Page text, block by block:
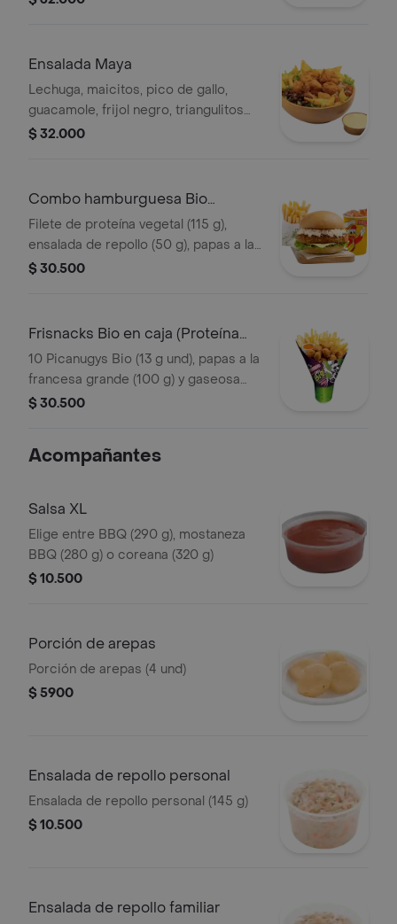
Ensalada Maya
Lechuga, maicitos, pico de gallo,
guacamole, frijol negro, triangulitos
de maíz y aderezo mexicano. Elige tu
$ 32.000
Combo hamburguesa Bio
(Proteína Vegetal)
Filete de proteína vegetal (115 g),
ensalada de repollo (50 g), papas a la
francesa mediana (60 g) y gaseosa
$ 30.500
Frisnacks Bio en caja (Proteína
Vegetal)
10 Picanugys Bio (13 g und), papas a la
francesa grande (100 g) y gaseosa
(470 ml)
$ 30.500
Acompañantes
Salsa XL
Elige entre BBQ (290 g), mostaneza
BBQ (280 g) o coreana (320 g)
$ 10.500
Porción de arepas
Porción de arepas (4 und)
$ 5900
Ensalada de repollo personal
Ensalada de repollo personal (145 g)
$ 10.500
Ensalada de repollo familiar